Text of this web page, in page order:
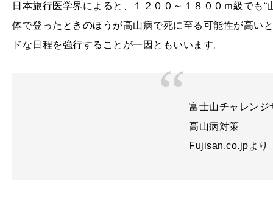
日本旅行医学界によると、１２００～１８００ｍ級でも
体で登ったときのほうが高山病で死に至る可能性が高い
ドな日程を強行することが一因ともいいます。
富士山チャレンジ
高山病対策
Fujisan.co.jpより